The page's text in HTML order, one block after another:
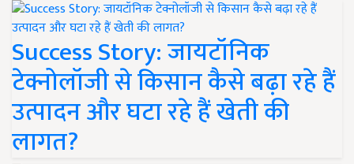
Success Story: जायटॉनिक
टेक्नोलॉजी से किसान कैसे बढ़ा रहे हैं
उत्पादन और घटा रहे हैं खेती की
लागत?